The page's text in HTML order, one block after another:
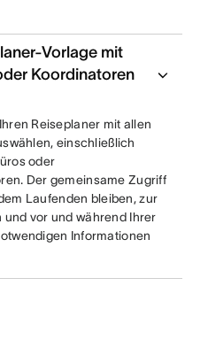
Vorlage mit
Koordinatoren
Reiseplaner mit allen
einschließlich
oder
Der gemeinsame Zugriff
Laufenden bleiben, zur
vor und während Ihrer
Informationen